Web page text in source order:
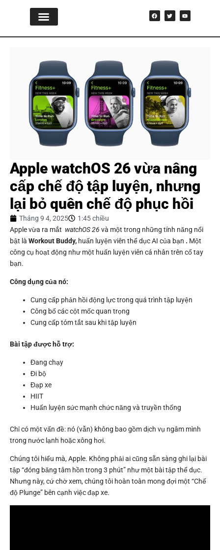
dung
F
a
c
o
T
w
i
e
Y
o
u
b
Apple watchOS 26 vừa nâng
cấp chế độ tập luyện, nhưng
lại bỏ quên chế độ phục hồi
Tháng 9 4, 2025
1:45 chiều
Apple vừa ra mắt watchOS 26 và một trong những tính năng nổi
bật là Workout Buddy, huấn luyện viên thể dục AI của bạn . Một
công cụ hoạt động như một huấn luyện viên cá nhân trên cổ tay
bạn.
Công dụng của nó:
Cung cấp phản hồi động lực trong quá trình tập luyện
Công bố các cột mốc quan trọng
Cung cấp tóm tắt sau khi tập luyện
Bài tập được hỗ trợ:
Đang chạy
Đi bộ
Đạp xe
HIIT
Huấn luyện sức mạnh chức năng và truyền thống
Chỉ có một vấn đề: nó (vẫn) không bao gồm dịch vụ ngâm mình
trong nước lạnh hoặc xông hơi.
Chúng tôi hiểu mà, Apple. Không phải ai cũng sẵn sàng ghi lại bài
tập “đóng băng tâm hồn trong 3 phút” như một bài tập thể dục.
Nhưng này, cứ chờ xem, chúng tôi hoàn toàn mong đợi một “Chế
độ Plunge” bên cạnh việc đạp xe.